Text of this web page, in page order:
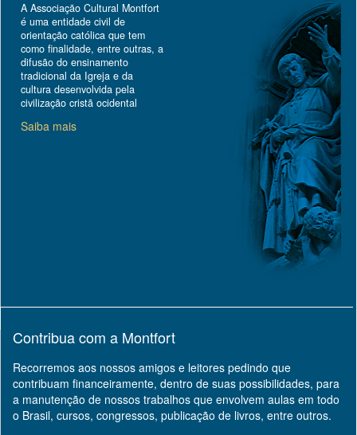
A Associação Cultural Montfort
é uma entidade civil de
orientação católica que tem
como finalidade, entre outras, a
difusão do ensinamento
tradicional da Igreja e da
cultura desenvolvida pela
civilização cristã ocidental
Saiba mais
Contribua com a Montfort
Recorremos aos nossos amigos e leitores pedindo que
contribuam financeiramente, dentro de suas possibilidades, para
a manutenção de nossos trabalhos que envolvem aulas em todo
o Brasil, cursos, congressos, publicação de livros, entre outros.